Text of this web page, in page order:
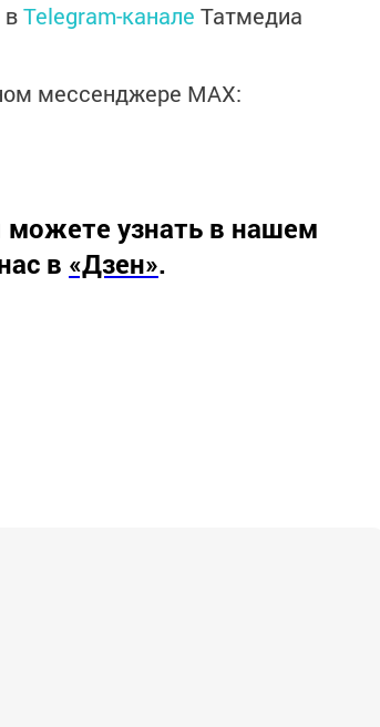
Telegram-канале Татмедиа
мессенджере MАХ:
можете узнать в нашем
в «Дзен».